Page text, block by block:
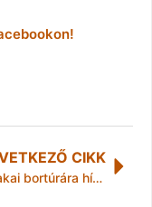
CIKK
Éjszakai bortúrára hív Tolcsva